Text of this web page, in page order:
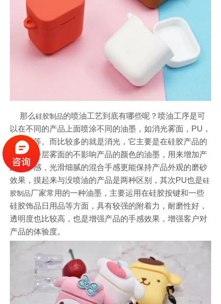
那么硅胶制品的喷油工艺到底有哪些呢？喷油工序是可
以在不同的产品上面喷涂不同的油墨，如消光雾面，PU，
手感油等。而比较多的就是消光，它主要是在硅胶产品的
表面喷一层雾面的不影响产品的颜色的油墨，用来增加产
品的手感，光滑细腻的混合手感更能保持产品外观的磨砂
效果，摸起来与没喷油的产品是两种区别，其次PU也是硅
胶制品厂家常用的一种油墨，主要运用在硅胶按键和一些
硅胶饰品日用品等方面，具有较强的附着力，耐磨性好，
透明度也比较高，也是增强产品的手感效果，增强客户对
产品的体验度。